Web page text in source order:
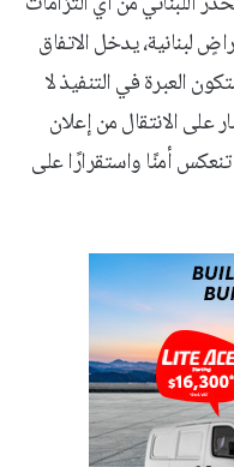
لبنانية، يدخل الاتفاق
العبرة في التنفيذ لا
على الانتقال من إعلان
أمنًا واستقرارًا على